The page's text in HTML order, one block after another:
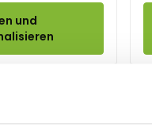
und